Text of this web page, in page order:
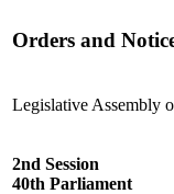
Orders and
Legislative Assembly
2nd Session
40th Parliament